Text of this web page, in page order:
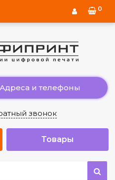
0
и телефоны
звонок
Товары